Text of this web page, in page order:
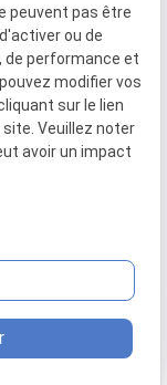
phone
04 81 68 54 77
peuvent pas être
ou de
de performance et
modifier vos
sur le lien
Veuillez noter
avoir un impact